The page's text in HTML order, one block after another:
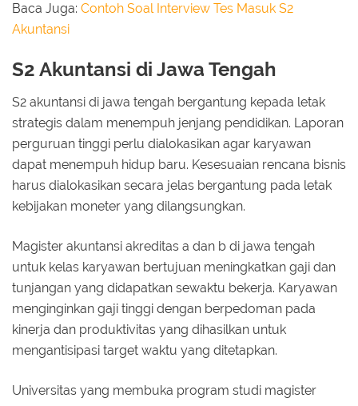
Baca Juga: Contoh Soal Interview Tes Masuk S2
Akuntansi
S2 Akuntansi di Jawa Tengah
S2 akuntansi di jawa tengah bergantung kepada letak
strategis dalam menempuh jenjang pendidikan. Laporan
perguruan tinggi perlu dialokasikan agar karyawan
dapat menempuh hidup baru. Kesesuaian rencana bisnis
harus dialokasikan secara jelas bergantung pada letak
kebijakan moneter yang dilangsungkan.
Magister akuntansi akreditas a dan b di jawa tengah
untuk kelas karyawan bertujuan meningkatkan gaji dan
tunjangan yang didapatkan sewaktu bekerja. Karyawan
menginginkan gaji tinggi dengan berpedoman pada
kinerja dan produktivitas yang dihasilkan untuk
mengantisipasi target waktu yang ditetapkan.
Universitas yang membuka program studi magister